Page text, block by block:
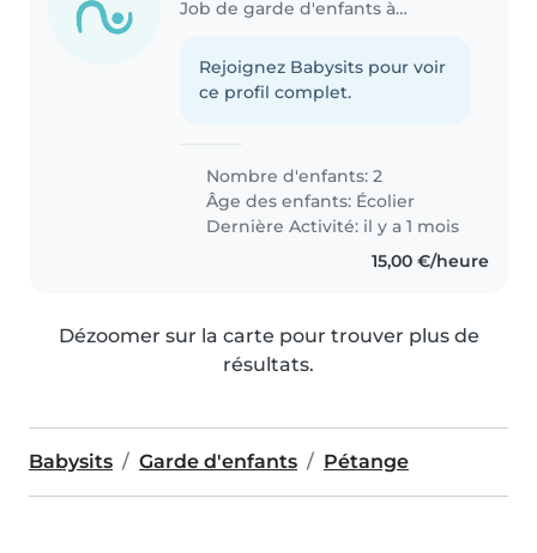
Job de garde d'enfants à Pétange
Rejoignez Babysits pour voir
ce profil complet.
Nombre d'enfants: 2
Âge des enfants: Écolier
Dernière Activité: il y a 1 mois
15,00 €/heure
Dézoomer sur la carte pour trouver plus de
résultats.
Babysits Garde d'enfants Pétange